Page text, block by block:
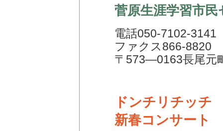
菅原生涯学習市民
電話050-7102-3141
ファクス866-8820
〒573―0163長尾
ドンチリチッチ
新春コンサート